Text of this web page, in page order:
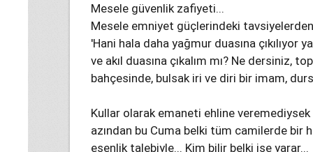
Mesele güvenlik zafiyeti...
Mesele emniyet güçlerindeki
'Hani hala daha yağmur duasına çıkılıyor
ve akıl duasına çıkalım mı? Ne dersiniz,
bahçesinde, bulsak iri ve diri bir imam,
Kullar olarak emaneti ehline veremediysek
azından bu Cuma belki tüm camilerde bir
esenlik talebiyle... Kim bilir belki işe yarar...